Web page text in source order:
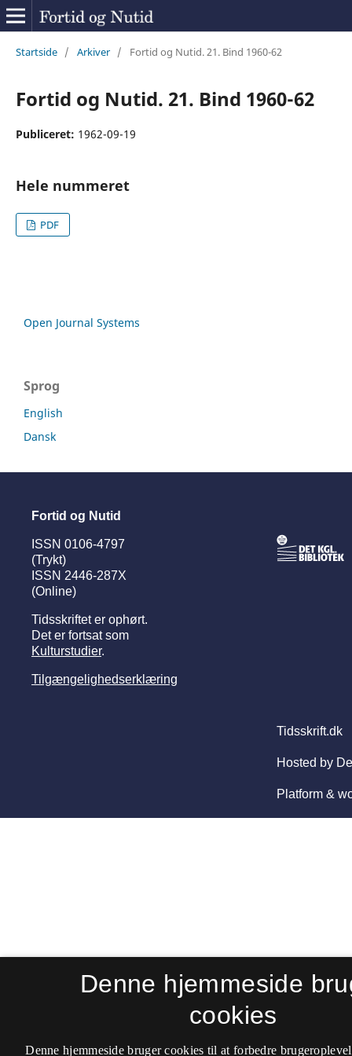
Startside / Arkiver / Fortid og Nutid. 21. Bind 1960-62
Fortid og Nutid. 21. Bind 1960-62
Publiceret: 1962-09-19
Hele nummeret
PDF
Open Journal Systems
Sprog
English
Dansk
Fortid og Nutid
ISSN 0106-4797
(Trykt)
ISSN 2446-287X
(Online)
Tidsskriftet er ophørt.
Det er fortsat som
Kulturstudier.
Tilgængelighedserklæring
Denne hjemmeside
cookies
Denne hjemmeside bruger cookies til at forbedre